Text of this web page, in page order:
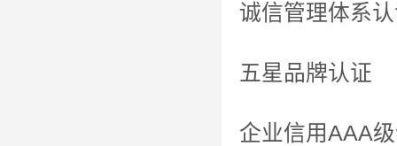
诚信管理体系
五星品牌认证
企业信用AAA